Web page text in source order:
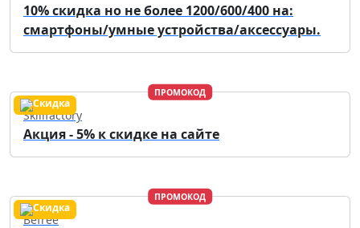
10% скидка но не более 1200/600/400 на:
смартфоны/умные устройства/аксессуары.
ПРОМОКОД
Skillfactory
Акция - 5% к скидке на сайте
ПРОМОКОД
Befree